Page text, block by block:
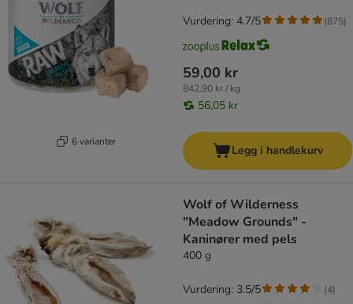
6 varianter
59,00 kr
842,90 kr / kg
56,05 kr
Vurdering: 4.7/5 (875)
Legg i handlekurv
Wolf of Wilderness
"Meadow Grounds" -
Kaninører med pels
400 g
Vurdering: 3.5/5 (4)